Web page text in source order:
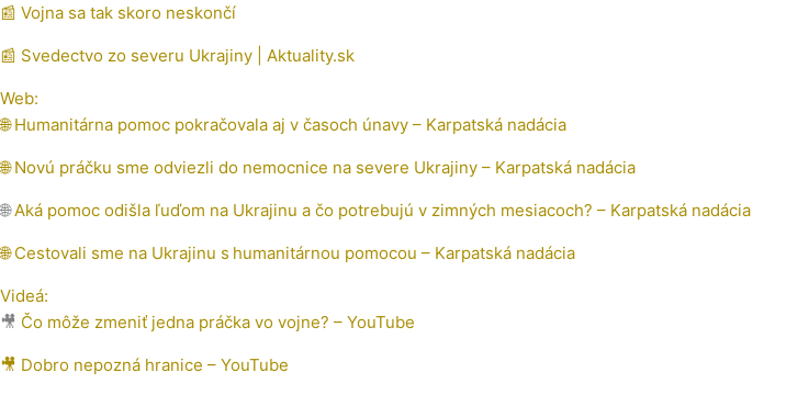
📰 Vojna sa tak skoro neskončí
📰 Svedectvo zo severu Ukrajiny | Aktuality.sk
Web:
🌐 Humanitárna pomoc pokračovala aj v časoch únavy – Karpatská nadácia
🌐Novú práčku sme odviezli do nemocnice na severe Ukrajiny – Karpatská nadácia
🌐Aká pomoc odišla ľuďom na Ukrajinu a čo potrebujú v zimných mesiacoch? – Karpatská nadácia
🌐 Cestovali sme na Ukrajinu s humanitárnou pomocou – Karpatská nadácia
Videá:
🎥 Čo môže zmeniť jedna práčka vo vojne? – YouTube
🎥 Dobro nepozná hranice – YouTube